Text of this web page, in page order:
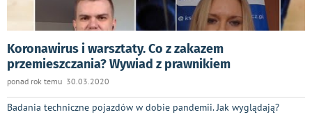
Koronawirus i warsztaty. Co z zakazem
przemieszczania? Wywiad z prawnikiem
ponad rok temu 30.03.2020
Badania techniczne pojazdów w dobie pandemii. Jak wyglądają?